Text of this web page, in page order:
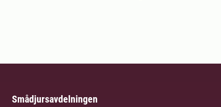
Smådjursavdelningen